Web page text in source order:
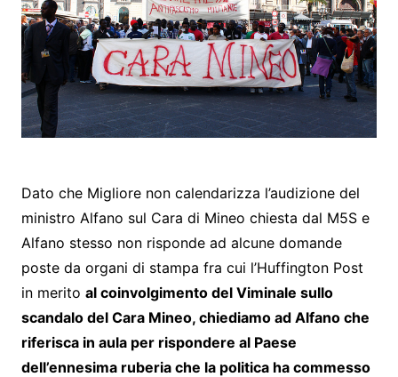
Dato che Migliore non calendarizza l’audizione del
ministro Alfano sul Cara di Mineo chiesta dal M5S e
Alfano stesso non risponde ad alcune domande
poste da organi di stampa fra cui l’Huffington Post
in merito al coinvolgimento del Viminale sullo
scandalo del Cara Mineo, chiediamo ad Alfano che
riferisca in aula per rispondere al Paese
dell’ennesima ruberia che la politica ha commesso